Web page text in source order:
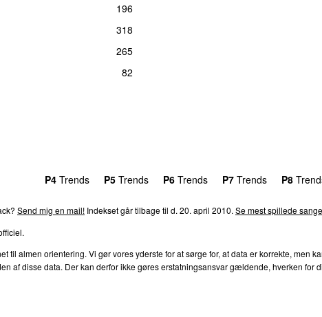
196
318
265
82
P4 Trends P5 Trends P6 Trends P7 Trends P8
Send mig en mail! Indekset går tilbage til d. 20. april 2010. Se mest spillede
til almen orientering. Vi gør vores yderste for at sørge for, at data er korrekte, men
af disse data. Der kan derfor ikke gøres erstatningsansvar gældende, hverken for